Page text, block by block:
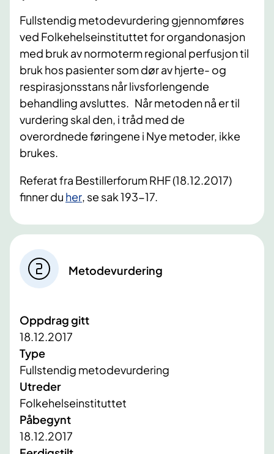
Fullstendig metodevurdering gjennomføres
ved Folkehelseinstituttet for organdonasjon
med bruk av normoterm regional perfusjon til
bruk hos pasienter som dør av hjerte- og
respirasjonsstans når livsforlengende
behandling avsluttes. Når metoden nå er til
vurdering skal den, i tråd med de
overordnede føringene i Nye metoder, ikke
brukes.
Referat fra Bestillerforum RHF (18.12.2017)
finner du her , se sak 193-17.
Metodevurdering
Oppdrag gitt
18.12.2017
Type
Fullstendig metodevurdering
Utreder
Folkehelseinstituttet
Påbegynt
18.12.2017